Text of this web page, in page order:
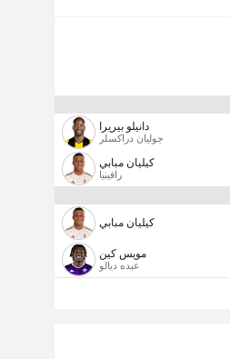
دانيلو بيريرا
جوليان دراكسلر
كيليان مبابي
رافينيا
كيليان مبابي
مويس كين
عبده ديالو